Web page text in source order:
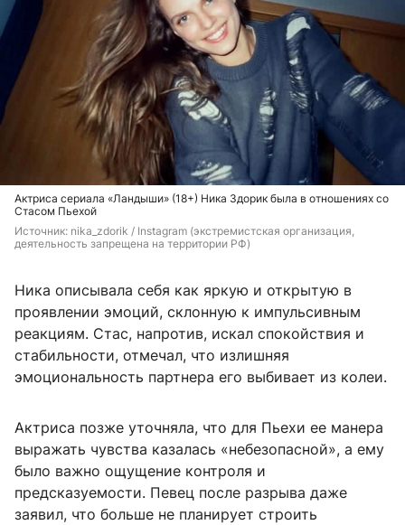
Актриса сериала «Ландыши» (18+) Ника Здорик была в отношениях со
Стасом Пьехой
Источник: nika_zdorik / Instagram (экстремистская организация,
деятельность запрещена на территории РФ)
Ника описывала себя как яркую и открытую в
проявлении эмоций, склонную к импульсивным
реакциям. Стас, напротив, искал спокойствия и
стабильности, отмечал, что излишняя
эмоциональность партнера его выбивает из колеи.
Актриса позже уточняла, что для Пьехи ее манера
выражать чувства казалась «небезопасной», а ему
было важно ощущение контроля и
предсказуемости. Певец после разрыва даже
заявил, что больше не планирует строить